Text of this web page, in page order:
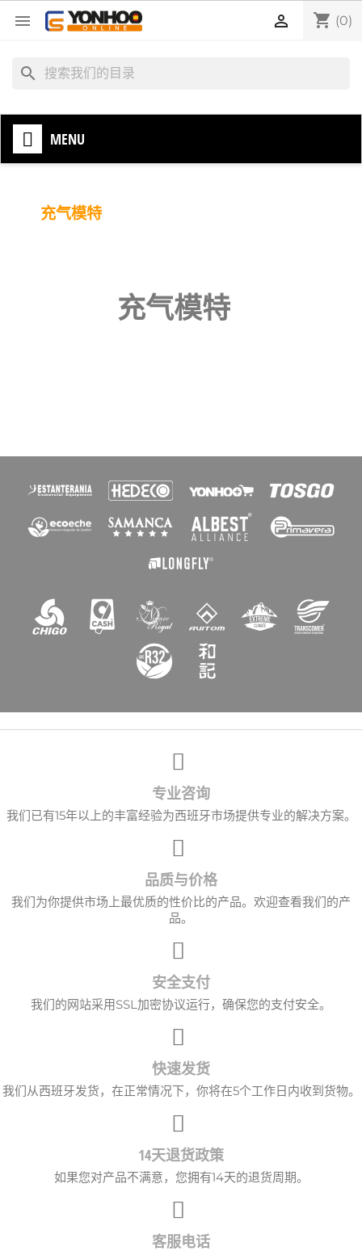
 shopping_cart (0)

search
MENU
充气模特
充气模特
专业咨询
我们已有15年以上的丰富经验为西班牙市场提供专业的解决方案。
品质与价格
我们为你提供市场上最优质的性价比的产品。欢迎查看我们的产
品。
安全支付
我们的网站采用SSL加密协议运行，确保您的支付安全。
快速发货
我们从西班牙发货，在正常情况下，你将在5个工作日内收到货物。
14天退货政策
如果您对产品不满意，您拥有14天的退货周期。
客服电话
取消